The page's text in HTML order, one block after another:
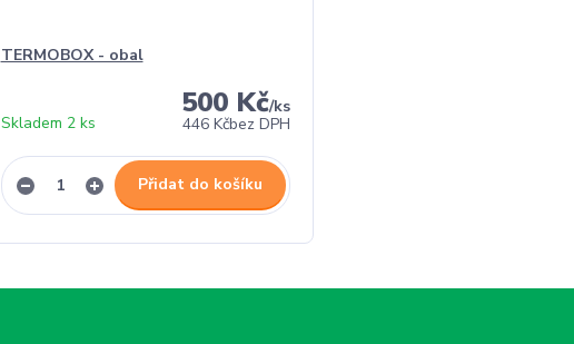
TERMOBOX - obal
500 Kč/ks
446 Kčbez DPH
Skladem 2 ks
Přidat do košíku